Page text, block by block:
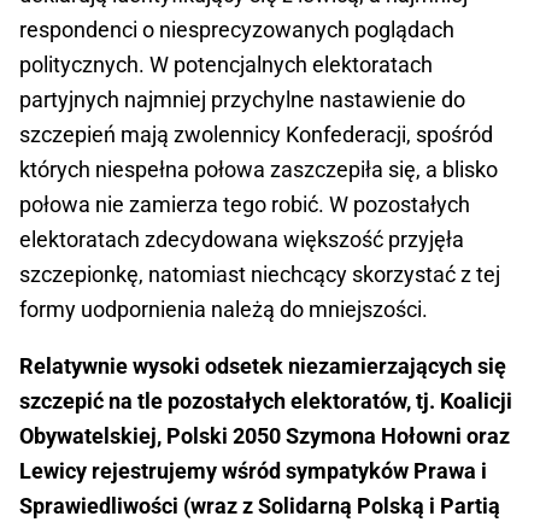
respondenci o niesprecyzowanych poglądach
politycznych. W potencjalnych elektoratach
partyjnych najmniej przychylne nastawienie do
szczepień mają zwolennicy Konfederacji, spośród
których niespełna połowa zaszczepiła się, a blisko
połowa nie zamierza tego robić. W pozostałych
elektoratach zdecydowana większość przyjęła
szczepionkę, natomiast niechcący skorzystać z tej
formy uodpornienia należą do mniejszości.
Relatywnie wysoki odsetek niezamierzających się
szczepić na tle pozostałych elektoratów, tj. Koalicji
Obywatelskiej, Polski 2050 Szymona Hołowni oraz
Lewicy rejestrujemy wśród sympatyków Prawa i
Sprawiedliwości (wraz z Solidarną Polską i Partią